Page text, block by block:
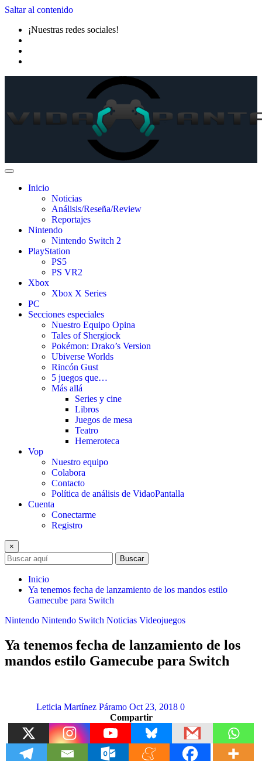
Saltar al contenido
¡Nuestras redes sociales!
Inicio
Noticias
Análisis/Reseña/Review
Reportajes
Nintendo
Nintendo Switch 2
PlayStation
PS5
PS VR2
Xbox
Xbox X Series
PC
Secciones especiales
Nuestro Equipo Opina
Tales of Shergiock
Pokémon: Drako’s Version
Ubiverse Worlds
Rincón Gust
5 juegos que…
Más allá
Series y cine
Libros
Juegos de mesa
Teatro
Hemeroteca
Vop
Nuestro equipo
Colabora
Contacto
Política de análisis de VidaoPantalla
Cuenta
Conectarme
Registro
×
Buscar
Inicio
Ya tenemos fecha de lanzamiento de los mandos estilo
Gamecube para Switch
Nintendo Nintendo Switch Noticias Videojuegos
Ya tenemos fecha de lanzamiento de los
mandos estilo Gamecube para Switch
Leticia Martínez Páramo Oct 23, 2018 0
Compartir